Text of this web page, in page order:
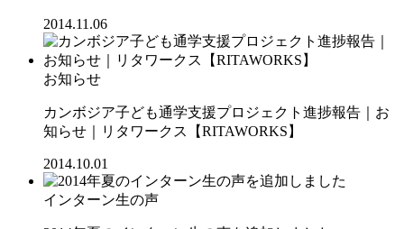
2014.11.06
お知らせ
カンボジア子ども通学支援プロジェクト進捗報告｜お
知らせ｜リタワークス【RITAWORKS】
2014.10.01
インターン生の声